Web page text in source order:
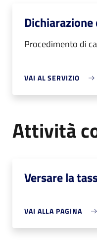
Procedimento di
VAI AL SERVIZIO
Attività
Versare la
VAI ALLA PAGINA